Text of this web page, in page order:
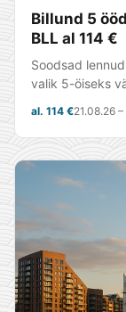
Billund 5
BLL al 114 €
Soodsad
valik 5-öiseks
al. 114 €21.08.26